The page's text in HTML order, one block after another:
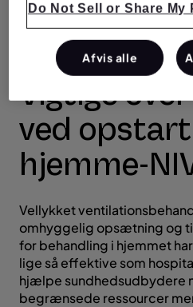
Vigtige
ved
hjemme-
Vellykket
omhyggelig opsætning og
for behandling i hjemmet
lige så effektive som
hjælpe sundhedsudbydere
begrænsede ressourcer
Do Not Sell or Share
Afvis alle